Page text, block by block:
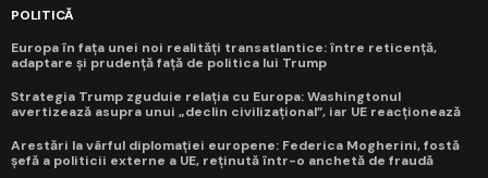
POLITICĂ
Europa în fața unei noi realități transatlantice: între reticență,
adaptare și prudență față de politica lui Trump
Strategia Trump zguduie relația cu Europa: Washingtonul
avertizează asupra unui „declin civilizațional”, iar UE reacționează
Arestări la vârful diplomației europene: Federica Mogherini, fostă
șefă a politicii externe a UE, reținută într-o anchetă de fraudă